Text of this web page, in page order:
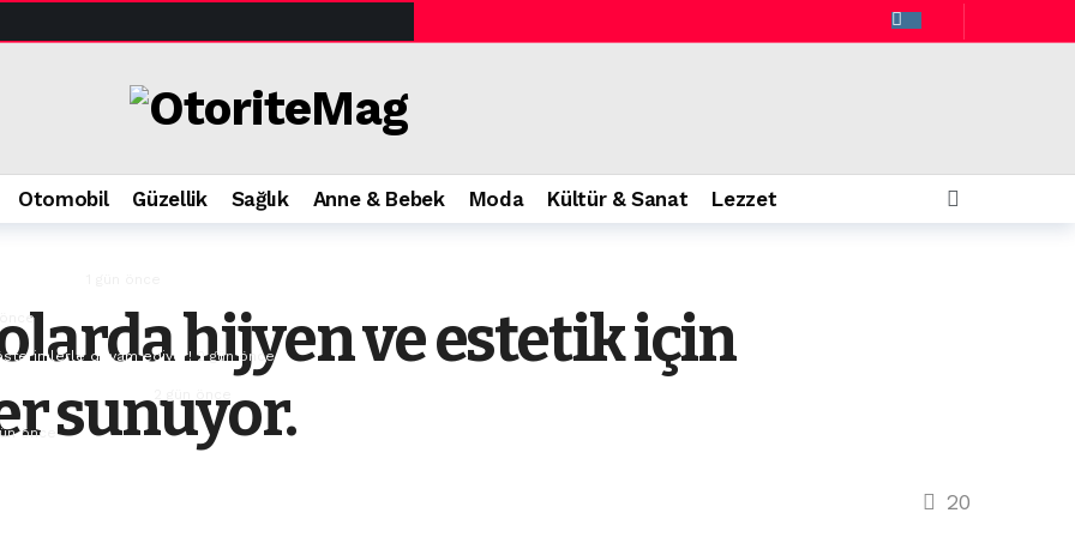
en kritik dayanıklılık alanı haline geliyor”.
önce
önce
devam ediyor! 2 gün önce
seyahat rehberi.
önce
Otomobil Güzellik Sağlık Anne & Bebek Moda Kültür & Sanat Lezzet
hijyen ve estetik için
sunuyor.
20